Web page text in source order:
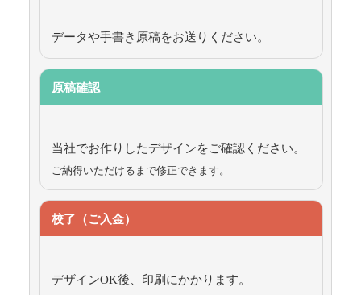
データや手書き原稿をお送りください。
原稿確認
当社でお作りしたデザインをご確認ください。
ご納得いただけるまで修正できます。
校了（ご入金）
デザインOK後、印刷にかかります。